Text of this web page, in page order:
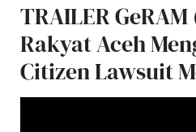
TRAILER
Rakyat Aceh
Citizen Lawsuit